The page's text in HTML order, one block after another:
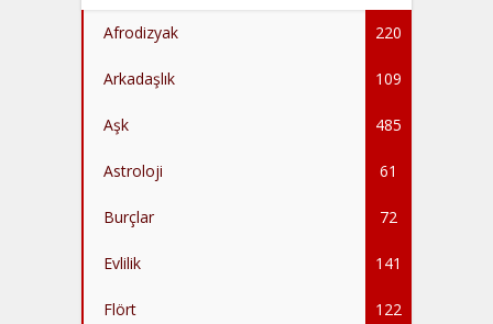
Afrodizyak 220
Arkadaşlık 109
Aşk 485
Astroloji 61
Burçlar 72
Evlilik 141
Flört 122